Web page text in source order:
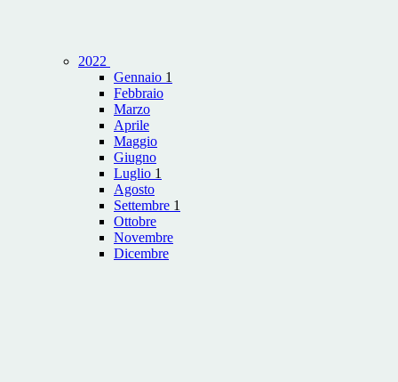
2022
Gennaio 1
Febbraio
Marzo
Aprile
Maggio
Giugno
Luglio 1
Agosto
Settembre 1
Ottobre
Novembre
Dicembre